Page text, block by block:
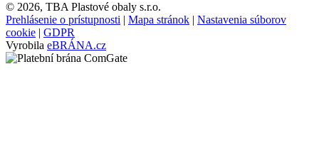
© 2026, TBA Plastové obaly s.r.o.
Prehlásenie o prístupnosti | Mapa stránok | Nastavenia súborov
cookie | GDPR
Vyrobila eBRÁNA.cz